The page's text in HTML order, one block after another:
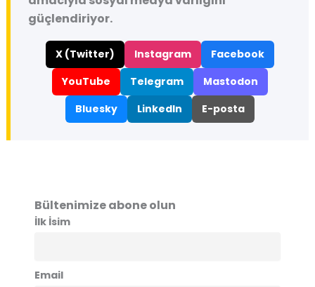
güçlendiriyor.
X (Twitter) Instagram
Facebook
YouTube
Telegram
Mastodon
Bluesky
LinkedIn E-posta
Bültenimize abone olun
İlk İsim
Email